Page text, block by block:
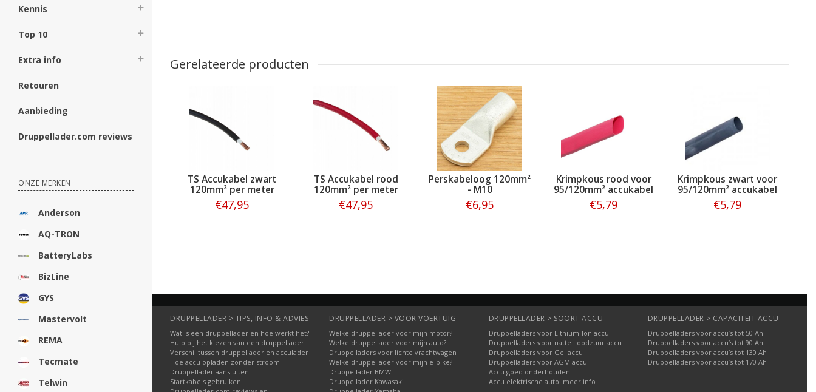
Kennis
Top 10
Extra info
Retouren
Aanbieding
Druppellader.com reviews
ONZE MERKEN
Anderson
AQ-TRON
BatteryLabs
BizLine
GYS
Mastervolt
REMA
Tecmate
Telwin
Gerelateerde producten
TS Accukabel zwart
120mm² per meter
€47,95
TS Accukabel rood
120mm² per meter
€47,95
Perskabeloog 120mm²
- M10
€6,95
Krimpkous rood voor
95/120mm² accukabel
€5,79
Krimpkous zwart voor
95/120mm² accukabel
€5,79
DRUPPELLADER > TIPS, INFO & ADVIES
Wat is een druppellader en hoe werkt het?
Hulp bij het kiezen van een druppellader
Verschil tussen druppellader en acculader
Hoe accu opladen zonder stroom
Druppellader aansluiten
Startkabels gebruiken
DRUPPELLADER > VOOR VOERTUIG
Welke druppellader voor mijn motor?
Welke druppellader voor mijn auto?
Druppelladers voor lichte vrachtwagen
Welke druppellader voor mijn e-bike?
Druppellader BMW
Druppellader Kawasaki
DRUPPELLADER > SOORT ACCU
Druppelladers voor Lithium-Ion accu
Druppelladers voor natte Loodzuur accu
Druppelladers voor Gel accu
Druppelladers voor AGM accu
Accu goed onderhouden
Accu elektrische auto: meer info
DRUPPELLADER > CAPACITEIT ACCU
Druppelladers voor accu’s tot 50 Ah
Druppelladers voor accu’s tot 90 Ah
Druppelladers voor accu’s tot 130 Ah
Druppelladers voor accu’s tot 170 Ah